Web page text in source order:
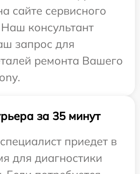
сайте сервисного
консультант
запрос для
ремонта Вашего
за 35 минут
приедет в
для диагностики